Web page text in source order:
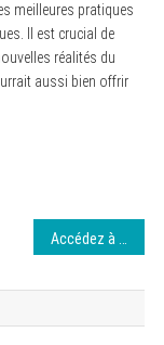
meilleures pratiques
Il est crucial de
réalités du
aussi bien offrir
Accédez à Juststream : nouvelle adresse valide août 2026